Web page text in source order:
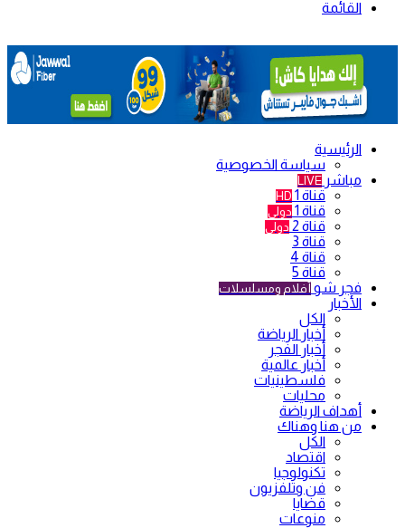
القائمة
الرئيسية
سياسة الخصوصية
مباشر LIVE
قناة 1 HD
قناة 1 دولي
قناة 2 دولي
قناة 3
قناة 4
قناة 5
فجر شو أفلام ومسلسلات
الأخبار
الكل
أخبار الرياضة
أخبار الفجر
أخبار عالمية
فلسطينيات
محليات
أهداف الرياضة
من هنا وهناك
الكل
اقتصاد
تكنولوجيا
فن وتلفزيون
قضايا
منوعات